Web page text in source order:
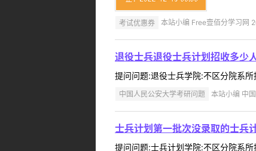
考试优惠券 本站小编 Free壹佰分学习网
退役士兵退役士兵计划招收多少
提问问题:退役士兵学院:不区分院系
中国人民公安大学考研问题 本站小编 中
士兵计划第一批次没录取的士兵
提问问题:士兵计划学院:不区分院系